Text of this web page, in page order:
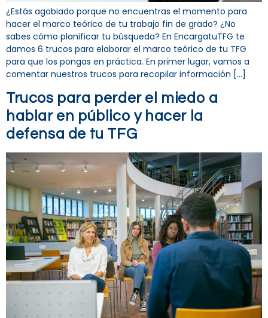
¿Estás agobiado porque no encuentras el momento para
hacer el marco teórico de tu trabajo fin de grado? ¿No
sabes cómo planificar tu búsqueda? En EncargatuTFG te
damos 6 trucos para elaborar el marco teórico de tu TFG
para que los pongas en práctica. En primer lugar, vamos a
comentar nuestros trucos para recopilar información […]
Trucos para perder el miedo a
hablar en público y hacer la
defensa de tu TFG